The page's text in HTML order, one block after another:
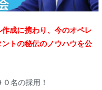
成に携わり、今のオペレ
トの秘伝のノウハウを公
名の採用！